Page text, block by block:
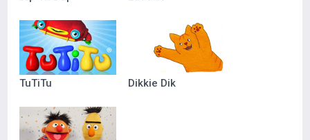
TuTiTu Dikkie Dik